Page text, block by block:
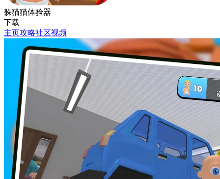
躲猫猫体验器
下载
主页攻略社区视频